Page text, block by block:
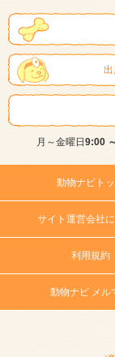
出
月～金曜日9:00
動物ナビト
サイト運営会社
利用規約
動物ナビ メル